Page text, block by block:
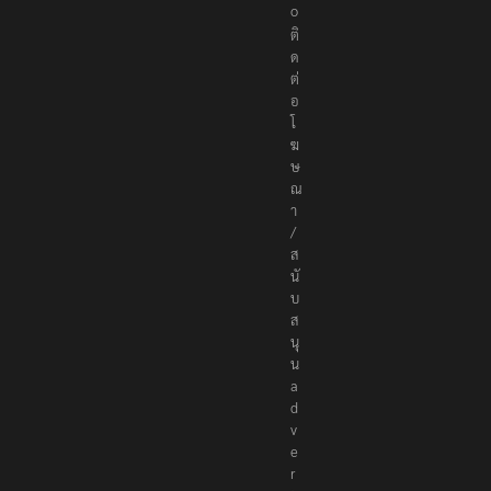
.
c
o
ติ
ด
ต่
อ
โ
ฆ
ษ
ณ
า
/
ส
นั
บ
ส
นุ
น
a
d
v